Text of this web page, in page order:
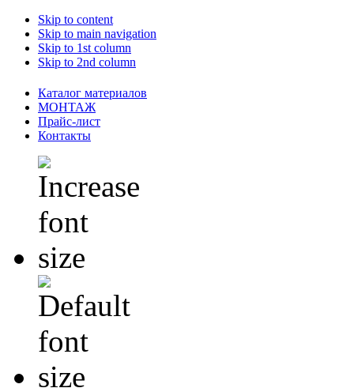
Skip to content
Skip to main navigation
Skip to 1st column
Skip to 2nd column
Каталог материалов
МОНТАЖ
Прайс-лист
Контакты